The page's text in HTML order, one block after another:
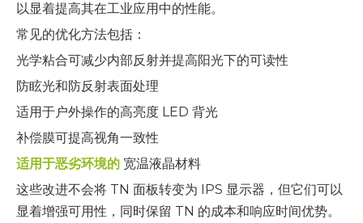
以显着提高其在工业应用中的性能。
常见的优化方法包括：
光学粘合可减少内部反射并提高阳光下的可读性
防眩光和防反射表面处理
适用于户外操作的高亮度 LED 背光
补偿膜可提高视角一致性
适用于恶劣环境的 宽温液晶材料
这些改进不会将 TN 面板转变为 IPS 显示器，但它们可以
显着增强可用性，同时保留 TN 的成本和响应时间优势。